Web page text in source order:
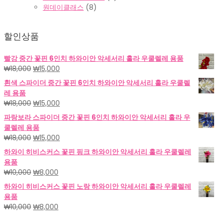
원데이클래스 (8)
할인상품
빨강 중간 꽃핀 6인치 하와이안 악세서리 훌라 우쿨렐레 용품
₩18,000 원
래
가
격:
₩18,000.
₩15,000
재
가
₩15,000.
흰색 스파이더 중간 꽃핀 6인치 하와이안 악세서리 훌라 우쿨렐
레 용품
₩18,000 원
래
가
격:
₩18,000.
₩15,000
재
가
₩15,000.
파랑보라 스파이더 중간 꽃핀 6인치 하와이안 악세서리 훌라 우
쿨렐레 용품
₩18,000 원
래
가
격:
₩18,000.
₩15,000
재
가
하와이 히비스커스 꽃핀 핑크 하와이안 악세서리 훌라 우쿨렐레
용품
₩10,000 원
래
가
격:
₩10,000.
₩8,000
재
가
₩8,000.
하와이 히비스커스 꽃핀 노랑 하와이안 악세서리 훌라 우쿨렐레
용품
₩10,000 원
₩8,000